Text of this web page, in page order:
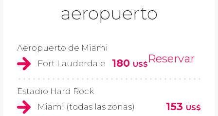
aeropuerto
Aeropuerto de Miami
Fort Lauderdale
180 US$Reservar
Estadio Hard Rock
Miami (todas las zonas)
153 US$